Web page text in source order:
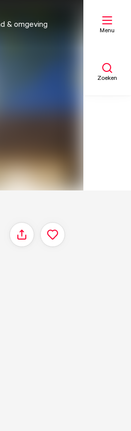
& omgeving
Menu
Zoeken
Delen